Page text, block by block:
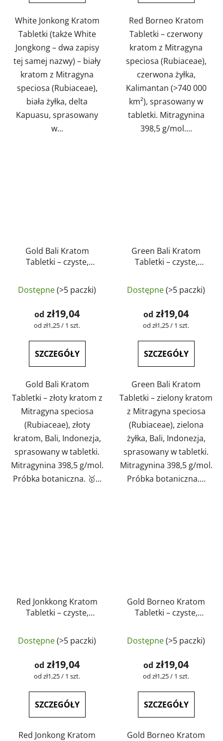
White Jonkong Kratom
Tabletki (także White
Jongkong – dwa zapisy
tej samej nazwy) – biały
kratom z Mitragyna
speciosa (Rubiaceae),
biała żyłka, delta
Kapuasu, sprasowany
w...
Red Borneo Kratom
Tabletki – czerwony
kratom z Mitragyna
speciosa (Rubiaceae),
czerwona żyłka,
Kalimantan (>740 000
km²), sprasowany w
tabletki. Mitragynina
398,5 g/mol....
Gold Bali Kratom
Tabletki – czyste,
GreenGuru
Dostępne(>5 paczki)
od zł19,04
Cena
od zł1,25 / 1 szt.
SZCZEGÓŁY
Gold Bali Kratom
Tabletki – złoty kratom z
Mitragyna speciosa
(Rubiaceae), złoty
kratom, Bali, Indonezja,
sprasowany w tabletki.
Mitragynina 398,5 g/mol.
Próbka botaniczna. 🥇...
Green Bali Kratom
Tabletki – czyste,
GreenGuru
ocena
produktu
wynosi
na
Dostępne(>5 paczki)
od zł19,04
Cena
od zł1,25 / 1 szt.
SZCZEGÓŁY
Green Bali Kratom
Tabletki – zielony kratom
z Mitragyna speciosa
(Rubiaceae), zielona
żyłka, Bali, Indonezja,
sprasowany w tabletki.
Mitragynina 398,5 g/mol.
Próbka botaniczna....
Red Jonkkong Kratom
Tabletki – czyste,
GreenGuru
Dostępne(>5 paczki)
od zł19,04
Cena
od zł1,25 / 1 szt.
SZCZEGÓŁY
Red Jonkong Kratom
Gold Borneo Kratom
Tabletki – czyste,
GreenGuru
Dostępne(>5 paczki)
od zł19,04
Cena
od zł1,25 / 1 szt.
SZCZEGÓŁY
Gold Borneo Kratom